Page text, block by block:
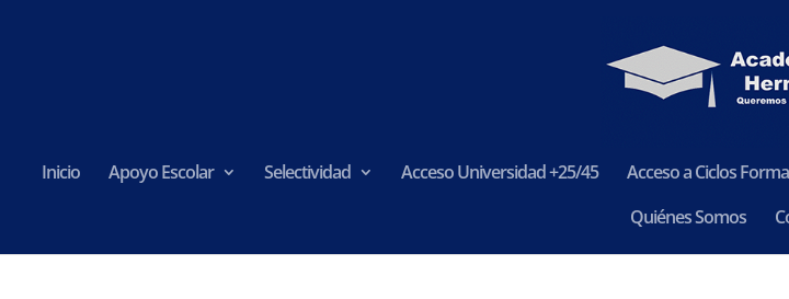
Inicio Apoyo Escolar Selectividad Acceso Universidad +25/45 Acceso a Ciclos
Quiénes Somos